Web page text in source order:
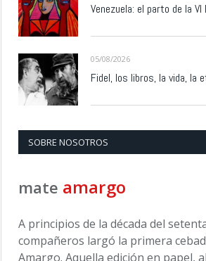
Venezuela: el parto de la VI
05/08/2026
Fidel, los libros, la vida, la
SOBRE NOSOTROS
mate amargo
A principios de la década del
compañeros largó la primera
Amargo. Aquella edición en papel,